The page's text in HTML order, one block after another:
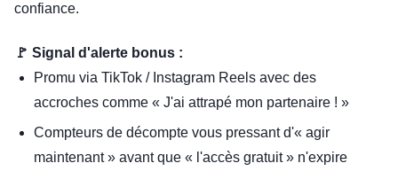
confiance.
🚩 Signal d'alerte bonus :
Promu via TikTok / Instagram Reels avec des
accroches comme « J'ai attrapé mon partenaire ! »
Compteurs de décompte vous pressant d'« agir
maintenant » avant que « l'accès gratuit » n'expire